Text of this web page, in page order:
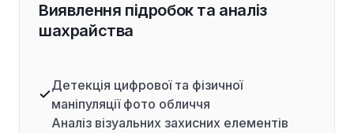
Виявлення підробок та аналіз
шахрайства
Детекція цифрової та фізичної
маніпуляції фото обличчя
Аналіз візуальних захисних елементів